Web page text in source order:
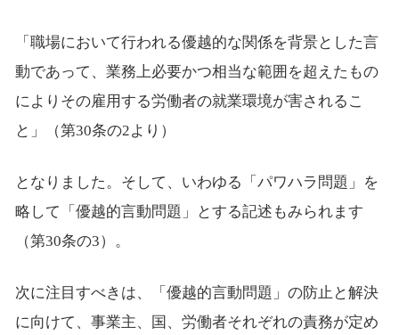
「職場において行われる優越的な関係を背景とした言
動であって、業務上必要かつ相当な範囲を超えたもの
によりその雇用する労働者の就業環境が害されるこ
と」（第30条の2より）
となりました。そして、いわゆる「パワハラ問題」を
略して「優越的言動問題」とする記述もみられます
（第30条の3）。
次に注目すべきは、「優越的言動問題」の防止と解決
に向けて、事業主、国、労働者それぞれの責務が定め